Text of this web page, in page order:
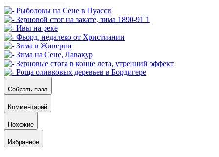
Собрать пазл
Комментарий
Похожие
Избранное